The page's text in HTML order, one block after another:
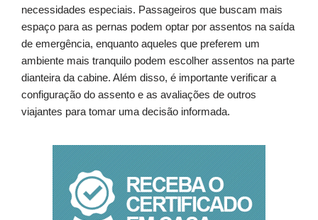
necessidades especiais. Passageiros que buscam mais
espaço para as pernas podem optar por assentos na saída
de emergência, enquanto aqueles que preferem um
ambiente mais tranquilo podem escolher assentos na parte
dianteira da cabine. Além disso, é importante verificar a
configuração do assento e as avaliações de outros
viajantes para tomar uma decisão informada.